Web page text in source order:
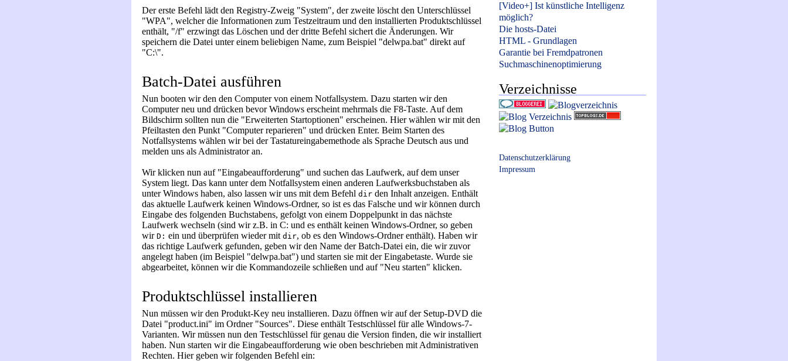
[Video+] Ist künstliche Intelligenz
möglich?
Die hosts-Datei
HTML - Grundlagen
Garantie bei Fremdpatronen
Suchmaschinenoptimierung
Verzeichnisse
Datenschutzerklärung
Impressum
Der erste Befehl lädt den Registry-Zweig "System", der zweite löscht den Unterschlüssel
"WPA", welcher die Informationen zum Testzeitraum und den installierten Produktschlüssel
enthält, "/f" erzwingt das Löschen und der dritte Befehl sichert die Änderungen. Wir
speichern die Datei unter einem beliebigen Name, zum Beispiel "delwpa.bat" direkt auf
"C:\".
Batch-Datei ausführen
Nun booten wir den den Computer von einem Notfallsystem. Dazu starten wir den
Computer neu und drücken bevor Windows erscheint mehrmals die F8-Taste. Auf dem
Bildschirm sollten nun die "Erweiterten Startoptionen" erscheinen. Hier wählen wir mit den
Pfeiltasten den Punkt "Computer reparieren" und drücken Enter. Beim Starten des
Notfallsystems wählen wir bei der Tastatureingabemethode als Sprache Deutsch aus und
melden uns als Administrator an.
Wir klicken nun auf "Eingabeaufforderung" und suchen das Laufwerk, auf dem unser
System liegt. Das kann unter dem Notfallsystem einen anderen Laufwerksbuchstaben als
unter Windows haben, also lassen wir uns mit dem Befehl dirden Inhalt anzeigen. Enthält
das aktuelle Laufwerk keinen Windows-Ordner, so ist es das Falsche und wir können durch
Eingabe des folgenden Buchstabens, gefolgt von einem Doppelpunkt in das nächste
Laufwerk wechseln (sind wir z.B. in C: und es enthält keinen Windows-Ordner, so geben
wir D: ein und überprüfen wieder mit dir, ob es den Windows-Ordner enthält). Haben wir
das richtige Laufwerk gefunden, geben wir den Name der Batch-Datei ein, die wir zuvor
angelegt haben (im Beispiel "delwpa.bat") und starten sie mit der Eingabetaste. Wurde sie
abgearbeitet, können wir die Kommandozeile schließen und auf "Neu starten" klicken.
Produktschlüssel installieren
Nun müssen wir den Produkt-Key neu installieren. Dazu öffnen wir auf der Setup-DVD die
Datei "product.ini" im Ordner "Sources". Diese enthält Testschlüssel für alle Windows-7-
Varianten. Wir müssen nun den Testschlüssel für genau die Version finden, die wir installiert
haben. Nun starten wir die Eingabeaufforderung wie oben beschrieben mit Administrativen
Rechten. Hier geben wir folgenden Befehl ein: